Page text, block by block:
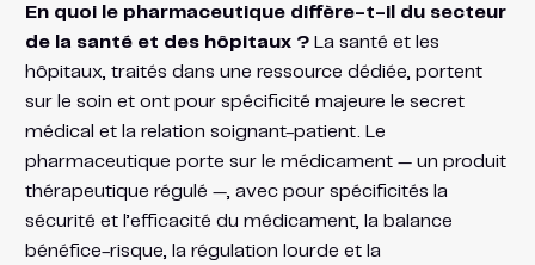
En quoi le pharmaceutique diffère-t-il du secteur
de la santé et des hôpitaux ?La santé et les
hôpitaux, traités dans une ressource dédiée, portent
sur le soin et ont pour spécificité majeure le secret
médical et la relation soignant-patient. Le
pharmaceutique porte sur le médicament — un produit
thérapeutique régulé —, avec pour spécificités la
sécurité et l’efficacité du médicament, la balance
bénéfice-risque, la régulation lourde et la